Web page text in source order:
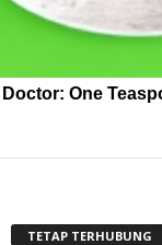
Doctor: One
TETAP TERHUBUNG